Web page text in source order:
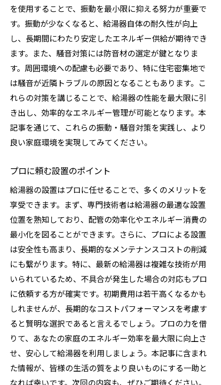
を使用することで、振動を最小限に抑える努力が重要で
す。振動が少なくなると、給湯器自体の耐久性が向上
し、長期間にわたり安定したエネルギー供給が期待でき
ます。また、騒音対策には防音材の選定が鍵となりま
す。周囲環境への配慮も必要であり、特に住宅密集地で
は騒音が近隣トラブルの原因となることもあります。こ
れらの対策を講じることで、給湯器の性能を最大限に引
き出し、効率的なエネルギー管理が可能となります。本
記事を通じて、これらの振動・騒音対策を実践し、より
良い家庭環境を実現してみてください。
プロに頼む設置のポイント
給湯器の設置はプロに任せることで、多くのメリットを
享受できます。まず、専門技術者は給湯器の最適な設置
位置を熟知しており、配管の効率化やエネルギー消費の
最小化を図ることができます。さらに、プロによる設置
は安全性も高まり、長期的なメンテナンスコストの削減
にも繋がります。特に、最新の給湯器は複雑な技術が用
いられているため、不具合が発生した場合の対応もプロ
に依頼する方が確実です。初期費用は若干高くなるかも
しれませんが、長期的なコストパフォーマンスを考慮す
ると賢明な選択であると言えるでしょう。プロの力を借
りて、あなたの家庭のエネルギー効率を最大限に向上さ
せ、安心して給湯器を利用しましょう。本記事に含まれ
た情報が、皆様の生活の質をより良いものにする一助と
なれば幸いです。次回の内容も、ぜひご期待ください。